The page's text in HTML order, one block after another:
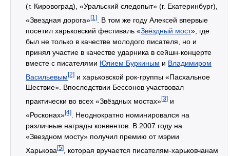
(г. Кировоград), «Уральский следопыт» (г. Екатеринбург),
«Звездная дорога»[1]
. В том же году Алексей впервые
посетил харьковский фестиваль «Звёздный мост», где
был не только в качестве молодого писателя, но и
принял участие в качестве ударника в сейшн-концерте
вместе с писателями Юлием Буркиным и Владимиром
Васильевым[2] и харьковской рок-группы «Пасхальное
Шествие». Впоследствии Бессонов участвовал
практически во всех «Звёздных мостах»[3] и
«Росконах»[4]
. Неоднократно номинировался на
различные награды конвентов. В 2007 году на
«Звездном мосту» получил премию от мэрии
Харькова[5]
, которая вручается писателям-харьковчанам